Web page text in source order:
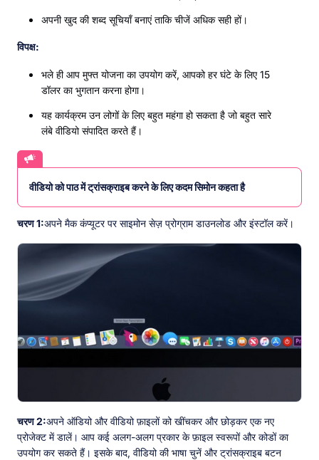
अपनी खुद की शब्द सूचियाँ बनाएं ताकि चीजें अधिक सही हों।
विपक्ष:
भले ही आप मुफ्त योजना का उपयोग करें, आपको हर घंटे के लिए 15
डॉलर का भुगतान करना होगा।
यह कार्यक्रम उन लोगों के लिए बहुत महंगा हो सकता है जो बहुत सारे
लंबे वीडियो संपादित करते हैं।
वीडियो को पाठ में ट्रांसक्राइब करने के लिए कदम सिमोन कहता है
चरण 1:अपने मैक कंप्यूटर पर साइमोन सेज़ प्रोग्राम डाउनलोड और इंस्टॉल करें।
चरण 2:अपने ऑडियो और वीडियो फ़ाइलों को खींचकर और छोड़कर एक नए
प्रोजेक्ट में डालें। आप कई अलग-अलग प्रकार के फ़ाइल स्वरूपों और कोडों का
उपयोग कर सकते हैं। इसके बाद, वीडियो की भाषा चुनें और ट्रांसक्राइब बटन